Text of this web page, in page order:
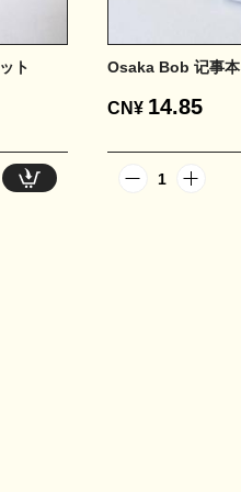
ト Osaka Bob 记事本
CN¥ 14.85
1